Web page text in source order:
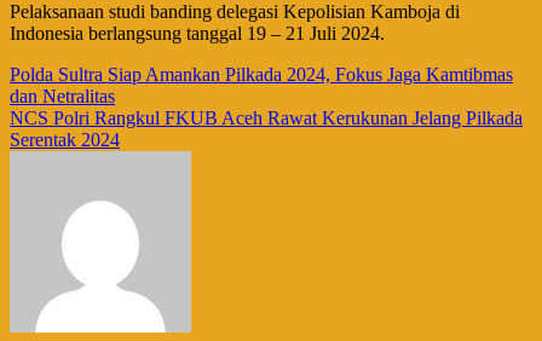
Pelaksanaan studi banding delegasi Kepolisian Kamboja di
Indonesia berlangsung tanggal 19 – 21 Juli 2024.
Navigasi
pos
Polda Sultra Siap Amankan Pilkada 2024, Fokus Jaga Kamtibmas
dan Netralitas
NCS Polri Rangkul FKUB Aceh Rawat Kerukunan Jelang Pilkada
Serentak 2024